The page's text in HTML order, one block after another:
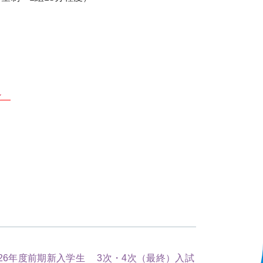
年度前期新入学生 3次・4次（最終）入試